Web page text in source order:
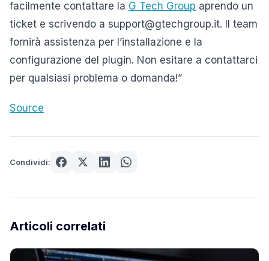
facilmente contattare la G Tech Group aprendo un
ticket e scrivendo a support@gtechgroup.it. Il team
fornirà assistenza per l’installazione e la
configurazione del plugin. Non esitare a contattarci
per qualsiasi problema o domanda!”
Source
Condividi:
Articoli correlati